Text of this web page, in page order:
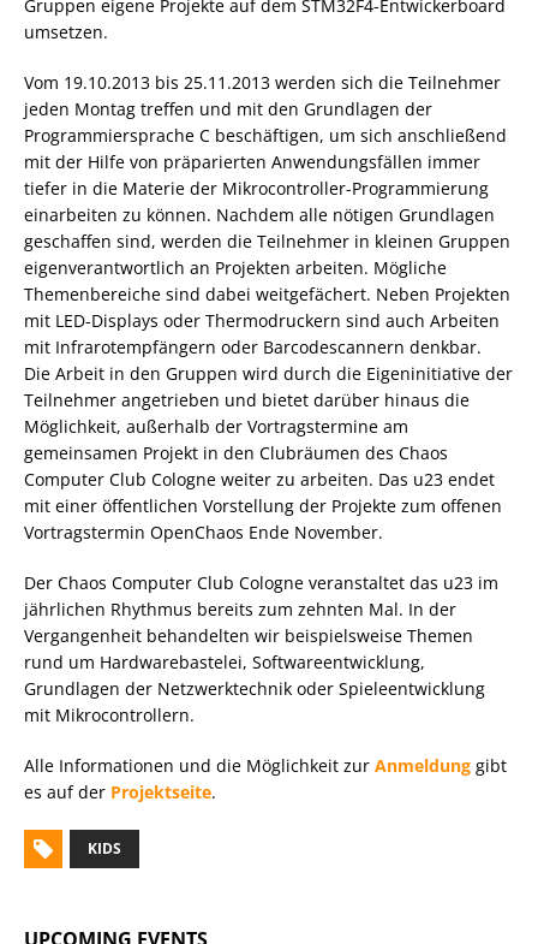
Gruppen eigene Projekte auf dem STM32F4-Entwickerboard
umsetzen.
Vom 19.10.2013 bis 25.11.2013 werden sich die Teilnehmer
jeden Montag treffen und mit den Grundlagen der
Programmiersprache C beschäftigen, um sich anschließend
mit der Hilfe von präparierten Anwendungsfällen immer
tiefer in die Materie der Mikrocontroller-Programmierung
einarbeiten zu können. Nachdem alle nötigen Grundlagen
geschaffen sind, werden die Teilnehmer in kleinen Gruppen
eigenverantwortlich an Projekten arbeiten. Mögliche
Themenbereiche sind dabei weitgefächert. Neben Projekten
mit LED-Displays oder Thermodruckern sind auch Arbeiten
mit Infrarotempfängern oder Barcodescannern denkbar.
Die Arbeit in den Gruppen wird durch die Eigeninitiative der
Teilnehmer angetrieben und bietet darüber hinaus die
Möglichkeit, außerhalb der Vortragstermine am
gemeinsamen Projekt in den Clubräumen des Chaos
Computer Club Cologne weiter zu arbeiten. Das u23 endet
mit einer öffentlichen Vorstellung der Projekte zum offenen
Vortragstermin OpenChaos Ende November.
Der Chaos Computer Club Cologne veranstaltet das u23 im
jährlichen Rhythmus bereits zum zehnten Mal. In der
Vergangenheit behandelten wir beispielsweise Themen
rund um Hardwarebastelei, Softwareentwicklung,
Grundlagen der Netzwerktechnik oder Spieleentwicklung
mit Mikrocontrollern.
Alle Informationen und die Möglichkeit zur Anmeldung gibt
es auf der Projektseite.
KIDS